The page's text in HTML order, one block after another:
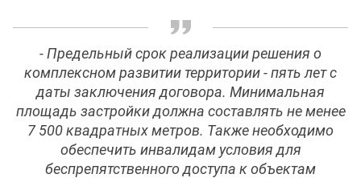
- Предельный срок реализации решения о
комплексном развитии территории - пять лет с
даты заключения договора. Минимальная
площадь застройки должна составлять не менее
7 500 квадратных метров. Также необходимо
обеспечить инвалидам условия для
беспрепятственного доступа к объектам